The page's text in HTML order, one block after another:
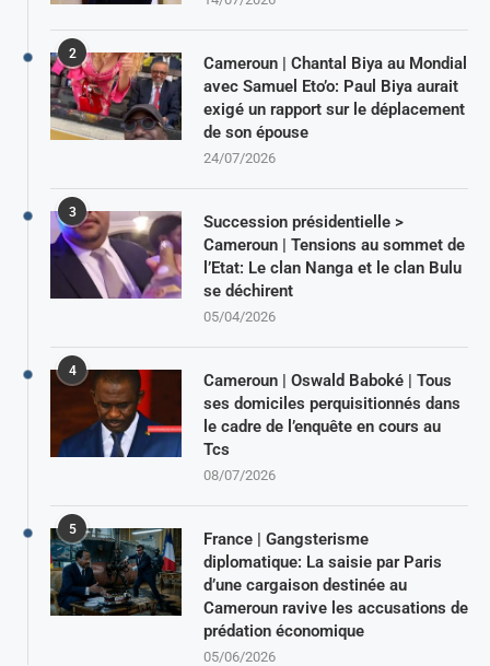
2
Cameroun | Chantal Biya au Mondial
avec Samuel Eto’o: Paul Biya aurait
exigé un rapport sur le déplacement
de son épouse
24/07/2026
3
Succession présidentielle >
Cameroun | Tensions au sommet de
l’Etat: Le clan Nanga et le clan Bulu
se déchirent
05/04/2026
4
Cameroun | Oswald Baboké | Tous
ses domiciles perquisitionnés dans
le cadre de l’enquête en cours au
Tcs
08/07/2026
5
France | Gangsterisme
diplomatique: La saisie par Paris
d’une cargaison destinée au
Cameroun ravive les accusations de
prédation économique
05/06/2026